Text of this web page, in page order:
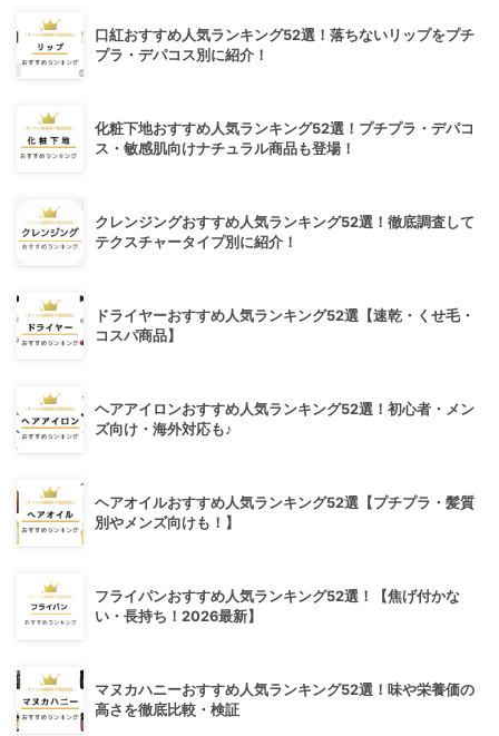
口紅おすすめ人気ランキング52選！落ちないリップをプチ
プラ・デパコス別に紹介！
化粧下地おすすめ人気ランキング52選！プチプラ・デパコ
ス・敏感肌向けナチュラル商品も登場！
クレンジングおすすめ人気ランキング52選！徹底調査して
テクスチャータイプ別に紹介！
ドライヤーおすすめ人気ランキング52選【速乾・くせ毛・
コスパ商品】
ヘアアイロンおすすめ人気ランキング52選！初心者・メン
ズ向け・海外対応も♪
ヘアオイルおすすめ人気ランキング52選【プチプラ・髪質
別やメンズ向けも！】
フライパンおすすめ人気ランキング52選！【焦げ付かな
い・長持ち！2026最新】
マヌカハニーおすすめ人気ランキング52選！味や栄養価の
高さを徹底比較・検証